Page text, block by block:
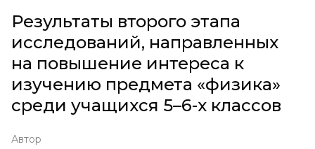
Результаты второго этапа
исследований, направленных
на повышение интереса к
изучению предмета «физика»
среди учащихся 5–6-х классов
Автор